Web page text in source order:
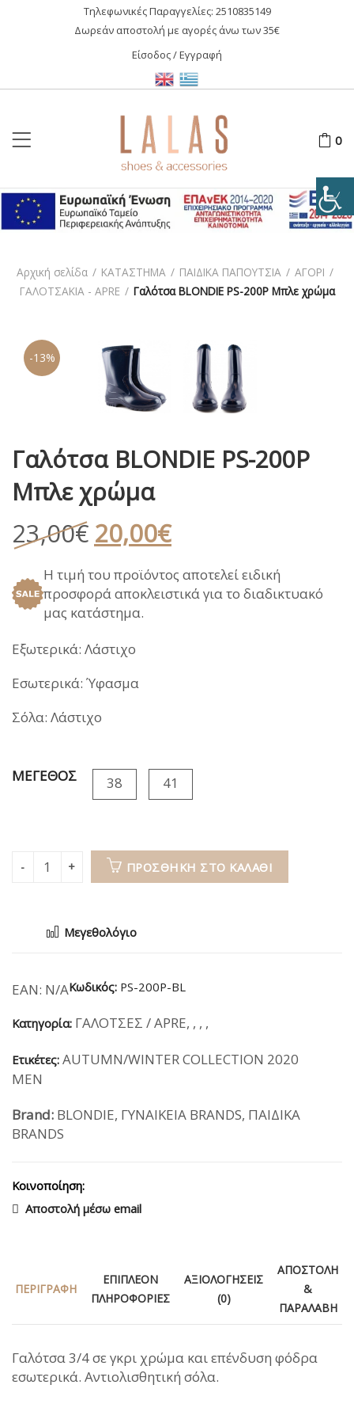
Τηλεφωνικές Παραγγελίες: 2510835149
Δωρεάν αποστολή με αγορές άνω των 35€
Είσοδος / Εγγραφή
0
Αρχική σελίδα / ΚΑΤΑΣΤΗΜΑ / ΠΑΙΔΙΚΑ ΠΑΠΟΥΤΣΙΑ / ΑΓΟΡΙ /
ΓΑΛΟΤΣΑΚΙΑ - APRE / Γαλότσα BLONDIE PS-200P Μπλε χρώμα
-13%
Γαλότσα BLONDIE PS-200P
Μπλε χρώμα
23,00€ Original
price
was:
23,00€.
20,00€Η
τρέχουσα
τιμή
είναι:
Η τιμή του προϊόντος αποτελεί ειδική
προσφορά αποκλειστικά για το διαδικτυακό
μας κατάστημα.
Εξωτερικά: Λάστιχο
Εσωτερικά: Ύφασμα
Σόλα: Λάστιχο
ΜΕΓΕΘΟΣ 38 41
ΠΡΟΣΘΉΚΗ ΣΤΟ ΚΑΛΆΘΙ
Μεγεθολόγιο
EAN: N/AΚωδικός: PS-200P-BL
Κατηγορία: ΓΑΛΟΤΣΕΣ / APRE, , , ,
Ετικέτες: AUTUMN/WINTER COLLECTION 2020
MEN
Brand: BLONDIE, ΓΥΝΑΙΚΕΙΑ BRANDS, ΠΑΙΔΙΚΑ
BRANDS
Κοινοποίηση:
Αποστολή μέσω email
ΠΕΡΙΓΡΑΦΉ
ΕΠΙΠΛΈΟΝ
ΠΛΗΡΟΦΟΡΊΕΣ
ΑΞΙΟΛΟΓΉΣΕΙΣ
(0)
ΑΠΟΣΤΟΛΉ
&
ΠΑΡΑΛΑΒΉ
Γαλότσα 3/4 σε γκρι χρώμα και επένδυση φόδρα
εσωτερικά. Αντιολισθητική σόλα.